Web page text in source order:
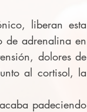
liberan esta
de adrenalina en
dolores de
al cortisol, la
padeciendo